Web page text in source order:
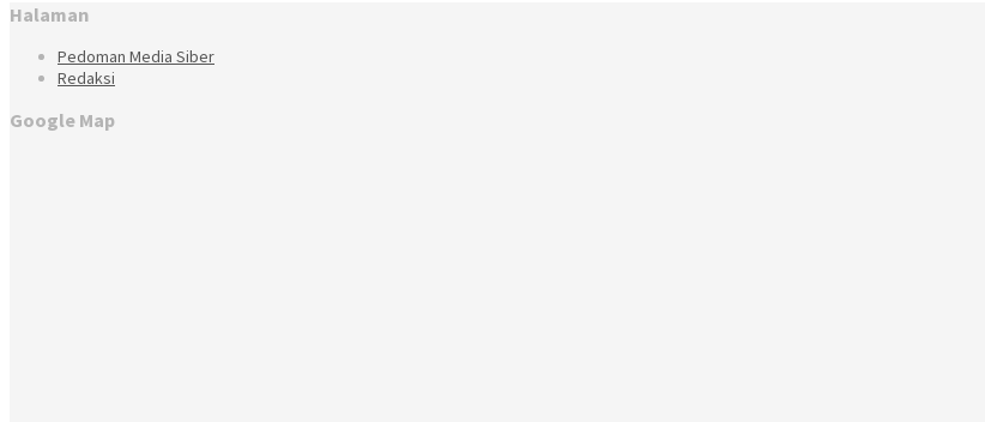
Halaman
Pedoman Media Siber
Redaksi
Google Map